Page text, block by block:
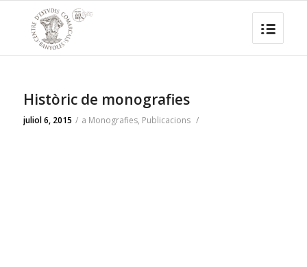
Històric de monografies
juliol 6, 2015 / a Monografies, Publicacions /